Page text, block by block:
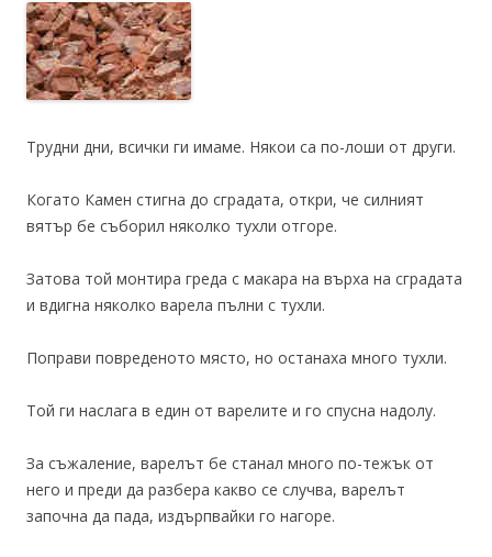
Трудни дни, всички ги имаме. Някои са по-лоши от други.
Когато Камен стигна до сградата, откри, че силният
вятър бе съборил няколко тухли отгоре.
Затова той монтира греда с макара на върха на сградата
и вдигна няколко варела пълни с тухли.
Поправи повреденото място, но останаха много тухли.
Той ги наслага в един от варелите и го спусна надолу.
За съжаление, варелът бе станал много по-тежък от
него и преди да разбера какво се случва, варелът
започна да пада, издърпвайки го нагоре.